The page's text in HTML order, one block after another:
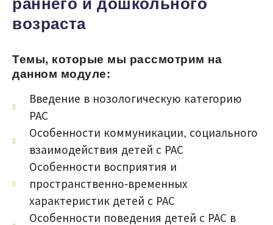
раннего и дошкольного
возраста
Темы, которые мы рассмотрим на
данном модуле:
Введение в нозологическую категорию
РАС
Особенности коммуникации, социального
взаимодействия детей с РАС
Особенности восприятия и
пространственно-временных
характеристик детей с РАС
Особенности поведения детей с РАС в